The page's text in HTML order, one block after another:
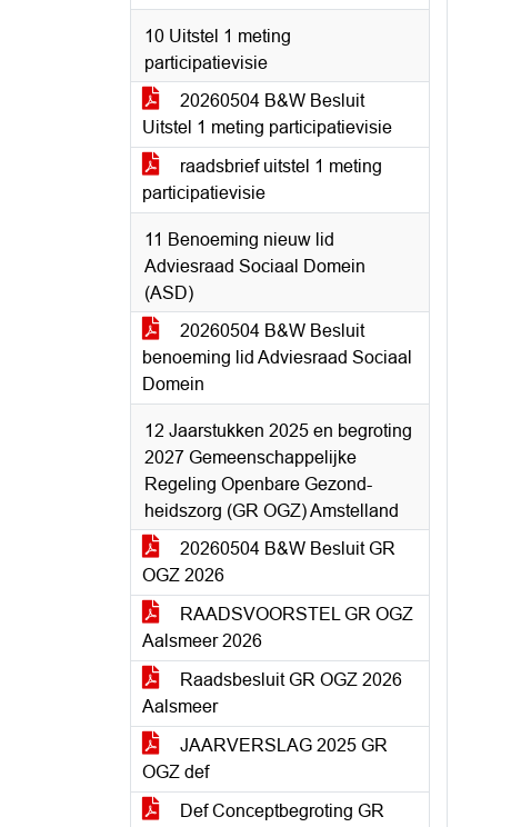
10 Uitstel 1 meting
participatievisie
20260504 B&W Besluit
Uitstel 1 meting participatievisie
raadsbrief uitstel 1 meting
participatievisie
11 Benoeming nieuw lid
Adviesraad Sociaal Domein
(ASD)
20260504 B&W Besluit
benoeming lid Adviesraad Sociaal
Domein
12 Jaarstukken 2025 en begroting
2027 Gemeenschappelijke
Regeling Openbare Gezond-
heidszorg (GR OGZ) Amstelland
20260504 B&W Besluit GR
OGZ 2026
RAADSVOORSTEL GR OGZ
Aalsmeer 2026
Raadsbesluit GR OGZ 2026
Aalsmeer
JAARVERSLAG 2025 GR
OGZ def
Def Conceptbegroting GR